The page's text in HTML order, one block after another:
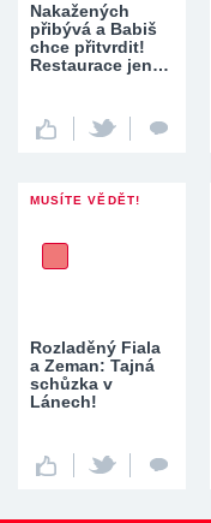
Nakažených
přibývá a Babiš
chce přitvrdit!
Restaurace jen…
MUSÍTE VĚDĚT!
Rozladěný Fiala
a Zeman: Tajná
schůzka v
Lánech!